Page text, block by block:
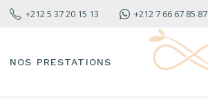
+212 5 37 20 15 13 +212 7 66 67 85 87
NOS PRESTATIONS